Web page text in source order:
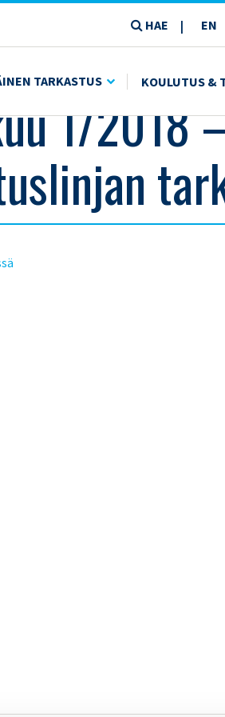
HAE | EN
TARKASTUS KOULUTUS &
TARKASTAMINEN
1/2018